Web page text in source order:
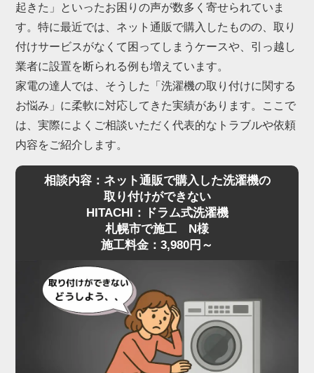
起きた」といったお困りの声が数多く寄せられていま
す。特に最近では、ネット通販で購入したものの、取り
付けサービスがなくて困ってしまうケースや、引っ越し
業者に設置を断られる例も増えています。
家電の達人では、そうした「洗濯機の取り付けに関する
お悩み」に柔軟に対応してきた実績があります。ここで
は、実際によくご相談いただく代表的なトラブルや依頼
内容をご紹介します。
相談内容：ネット通販で購入した洗濯機の
取り付けができない
HITACHI：ドラム式洗濯機
札幌市で施工 N様
施工料金：3,980円～